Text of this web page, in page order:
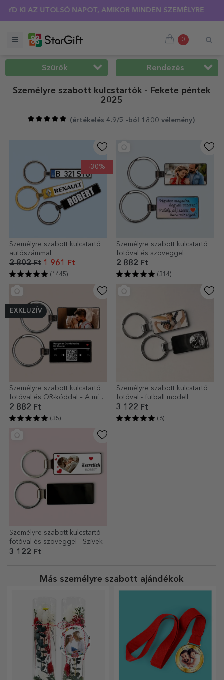
🌴 AKÁR 40%-OS KEDVEZMÉNY TÖBB MINT 100
0
Szűrők Rendezés
Személyre szabott kulcstartók - Fekete péntek
2025
(értékelés 4.9/5 -ból 1800 vélemény)
-30%
Személyre szabott kulcstartó
autószámmal
2 802 Ft 1 961 Ft
(1445)
Személyre szabott kulcstartó
fotóval és szöveggel
2 882 Ft
(314)
EXKLUZÍV
Személyre szabott kulcstartó
fotóval és QR-kóddal – A mi
dalunk
2 882 Ft
(35)
Személyre szabott kulcstartó
fotóval - futball modell
3 122 Ft
(6)
Személyre szabott kulcstartó
fotóval és szöveggel - Szívek
3 122 Ft
Más személyre szabott ajándékok